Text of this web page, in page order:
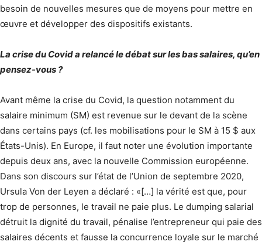
besoin de nouvelles mesures que de moyens pour mettre en
œuvre et développer des dispositifs existants.
La crise du Covid a relancé le débat sur les bas salaires, qu’en
pensez-vous ?
Avant même la crise du Covid, la question notamment du
salaire minimum (SM) est revenue sur le devant de la scène
dans certains pays (cf. les mobilisations pour le SM à 15 $ aux
États-Unis). En Europe, il faut noter une évolution importante
depuis deux ans, avec la nouvelle Commission européenne.
Dans son discours sur l’état de l’Union de septembre 2020,
Ursula Von der Leyen a déclaré : «[…] la vérité est que, pour
trop de personnes, le travail ne paie plus. Le dumping salarial
détruit la dignité du travail, pénalise l’entrepreneur qui paie des
salaires décents et fausse la concurrence loyale sur le marché